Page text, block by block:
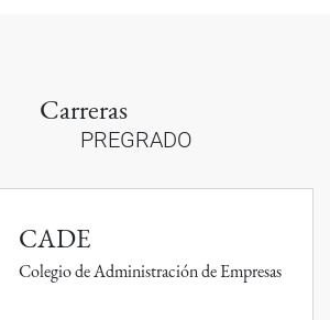
Carreras
PREGRADO
CADE
Colegio de Administración de Empresas